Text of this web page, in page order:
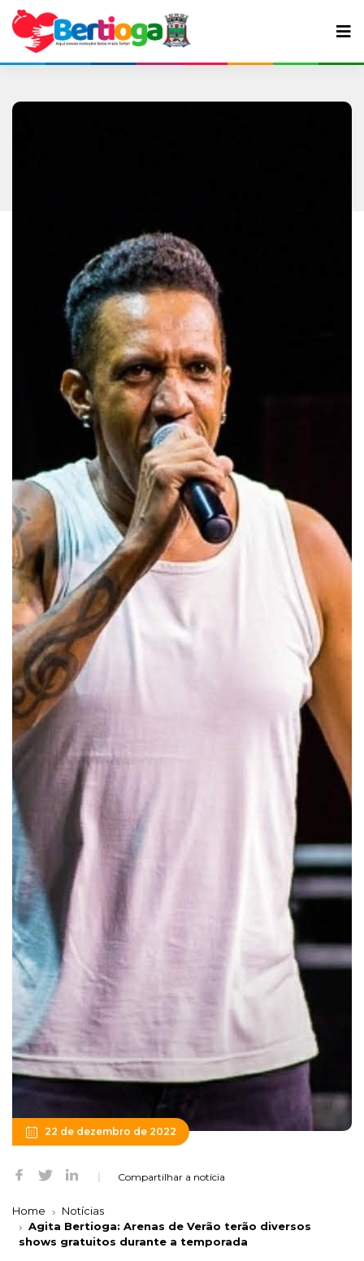
22 de dezembro de 2022
Compartilhar a notícia
Home
Notícias
Agita Bertioga: Arenas de Verão terão diversos
shows gratuitos durante a temporada